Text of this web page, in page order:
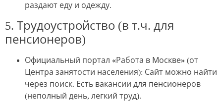
раздают еду и одежду.
5. Трудоустройство (в т.ч. для
пенсионеров)
Официальный портал «Работа в Москве» (от
Центра занятости населения): Сайт можно найти
через поиск. Есть вакансии для пенсионеров
(неполный день, легкий труд).